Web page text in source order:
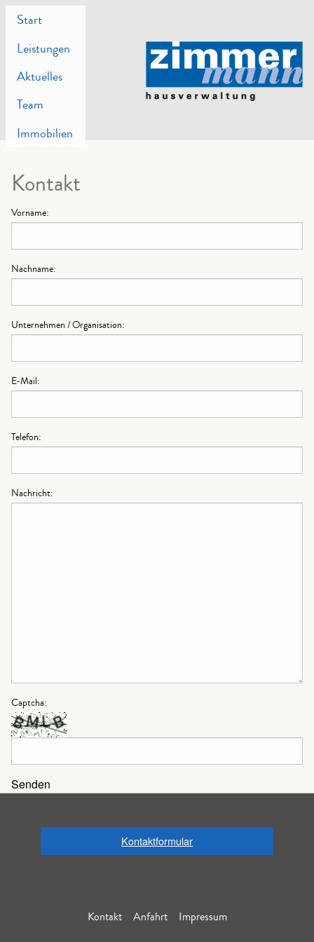
Start
Leistungen
Aktuelles
Team
Immobilien
Kontakt
Vorname:
Nachname:
Unternehmen / Organisation:
E-Mail:
Telefon:
Nachricht:
Captcha:
Senden
Kontaktformular
Kontakt Anfahrt Impressum